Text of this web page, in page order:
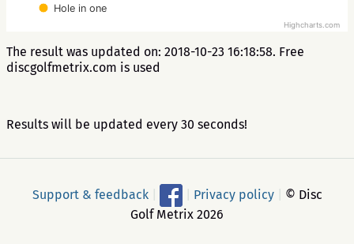
Hole in one
Highcharts.com
The result was updated on: 2018-10-23 16:18:58. Free
discgolfmetrix.com is used
Results will be updated every 30 seconds!
Support & feedback Privacy policy
© Disc
Golf Metrix 2026